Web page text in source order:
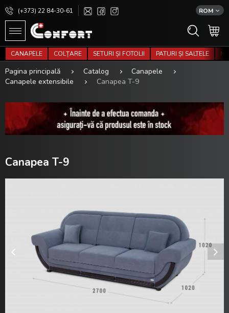
ROM
(+373) 22 84-30-61
CANAPELE COLȚARE SETURI ȘI FOTOLII PATURI ȘI SALTELE
Pagina principală Catalog
Canapele
Canapele extensibile
Canapea T-9
Canapea T-9